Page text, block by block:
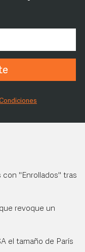
con "Enrollados" tras
revoque un
el tamaño de París